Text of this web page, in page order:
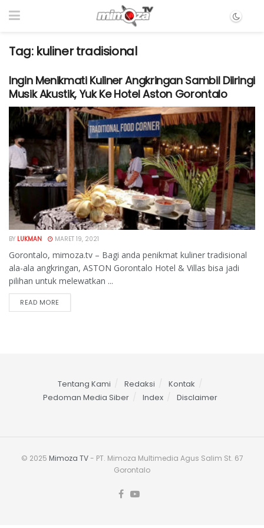
Tag: kuliner tradisional
Ingin Menikmati Kuliner Angkringan Sambil Diiringi
Musik Akustik, Yuk Ke Hotel Aston Gorontalo
BY LUKMAN MARET 19, 2021
Gorontalo, mimoza.tv – Bagi anda penikmat kuliner tradisional
ala-ala angkringan, ASTON Gorontalo Hotel & Villas bisa jadi
pilihan untuk melewatkan ...
READ MORE
Tentang Kami Redaksi
Kontak
Pedoman Media Siber
Index Disclaimer
© 2025 Mimoza TV- PT. Mimoza Multimedia Agus Salim St. 67
Gorontalo